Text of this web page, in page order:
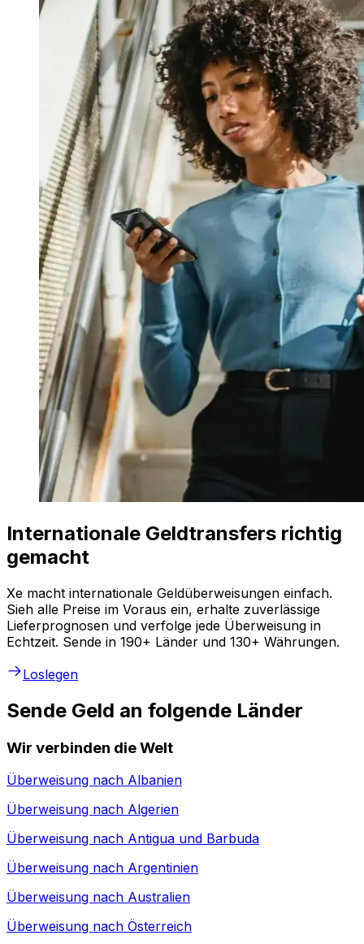
Internationale Geldtransfers richtig
gemacht
Xe macht internationale Geldüberweisungen einfach.
Sieh alle Preise im Voraus ein, erhalte zuverlässige
Lieferprognosen und verfolge jede Überweisung in
Echtzeit. Sende in 190+ Länder und 130+ Währungen.
Loslegen
Sende Geld an folgende Länder
Wir verbinden die Welt
Überweisung nach Albanien
Überweisung nach Algerien
Überweisung nach Antigua und Barbuda
Überweisung nach Argentinien
Überweisung nach Australien
Überweisung nach Österreich